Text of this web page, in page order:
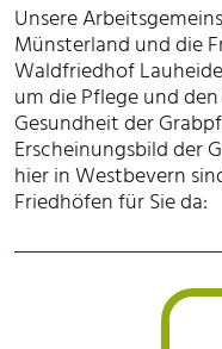
Unsere
Münsterland und die
Waldfriedhof
um die Pflege und
Gesundheit der
Erscheinungsbild der
hier in Westbevern
Friedhöfen für Sie da: